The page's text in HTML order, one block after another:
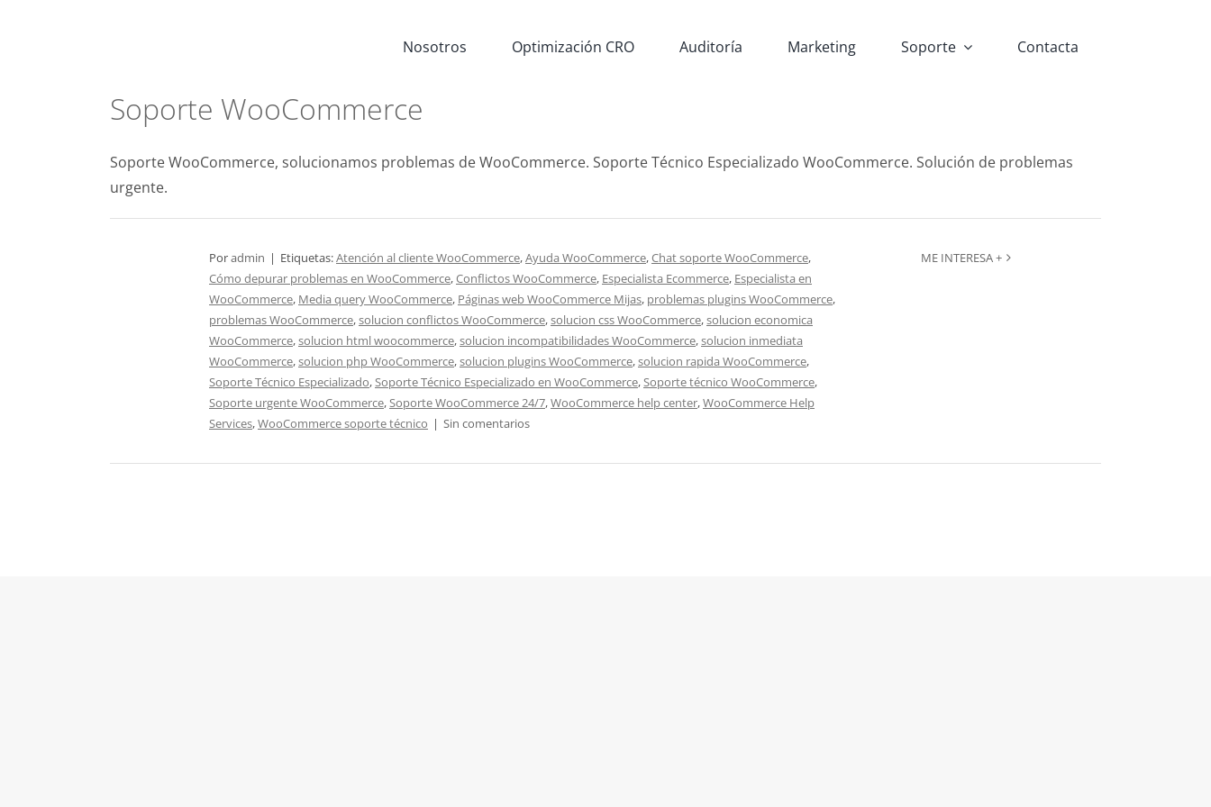
Nosotros Optimización CRO Auditoría Marketing Soporte Contacta
Soporte WooCommerce
Soporte WooCommerce, solucionamos problemas de WooCommerce. Soporte Técnico Especializado WooCommerce. Solución de problemas
urgente.
Poradmin | Etiquetas:Atención al cliente WooCommerce,Ayuda WooCommerce,Chat soporte WooCommerce,
Cómo depurar problemas en WooCommerce,Conflictos WooCommerce, Especialista Ecommerce, Especialista en
WooCommerce, Media query WooCommerce, Páginas web WooCommerce Mijas, problemas plugins WooCommerce,
problemas WooCommerce,solucion conflictos WooCommerce,solucion css WooCommerce,solucion economica
WooCommerce,solucion html woocommerce,solucion incompatibilidades WooCommerce,solucion inmediata
WooCommerce,solucion php WooCommerce,solucion plugins WooCommerce,solucion rapida WooCommerce,
Soporte Técnico Especializado,Soporte Técnico Especializado en WooCommerce,Soporte técnico WooCommerce,
Soporte urgente WooCommerce,Soporte WooCommerce 24/7,WooCommerce help center,WooCommerce Help
Services,WooCommerce soporte técnico | Sin comentarios
ME INTERESA +